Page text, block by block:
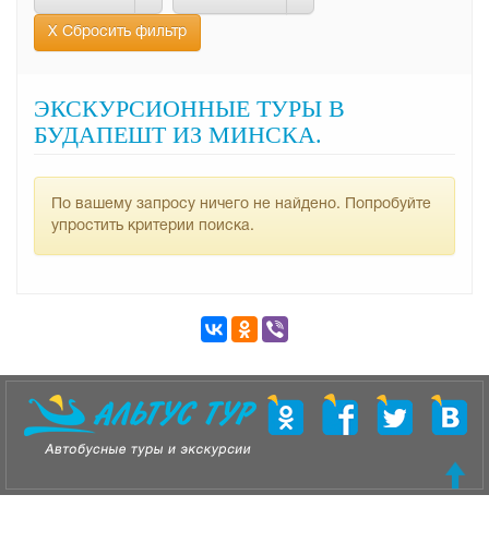
Х Сбросить фильтр
ЭКСКУРСИОННЫЕ ТУРЫ В
БУДАПЕШТ ИЗ МИНСКА.
По вашему запросу ничего не найдено. Попробуйте
упростить критерии поиска.